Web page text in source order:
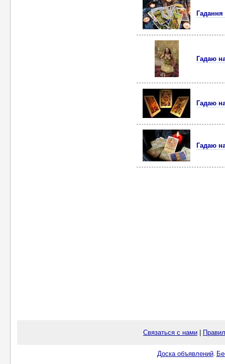
Гадання
Гадаю
Гадаю
Гадаю
Связаться с нами
Доска объявлений.